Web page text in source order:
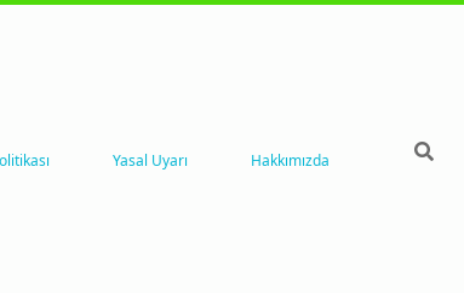
Yasal Uyarı Hakkımızda